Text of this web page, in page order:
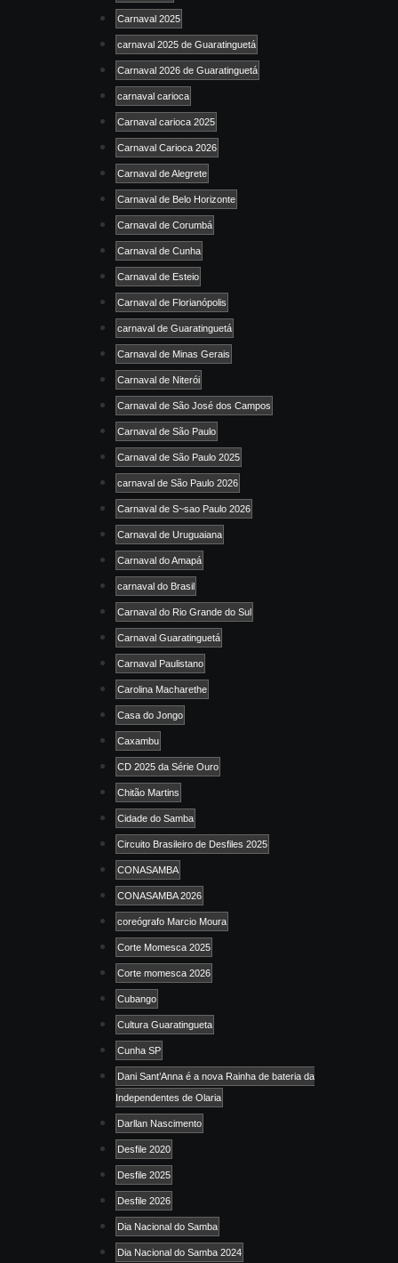
Carnaval 2025
carnaval 2025 de Guaratinguetá
Carnaval 2026 de Guaratinguetá
carnaval carioca
Carnaval carioca 2025
Carnaval Carioca 2026
Carnaval de Alegrete
Carnaval de Belo Horizonte
Carnaval de Corumbá
Carnaval de Cunha
Carnaval de Esteio
Carnaval de Florianópolis
carnaval de Guaratinguetá
Carnaval de Minas Gerais
Carnaval de Niterói
Carnaval de São José dos Campos
Carnaval de São Paulo
Carnaval de São Paulo 2025
carnaval de São Paulo 2026
Carnaval de S~sao Paulo 2026
Carnaval de Uruguaiana
Carnaval do Amapá
carnaval do Brasil
Carnaval do Rio Grande do Sul
Carnaval Guaratinguetá
Carnaval Paulistano
Carolina Macharethe
Casa do Jongo
Caxambu
CD 2025 da Série Ouro
Chitão Martins
Cidade do Samba
Circuito Brasileiro de Desfiles 2025
CONASAMBA
CONASAMBA 2026
coreógrafo Marcio Moura
Corte Momesca 2025
Corte momesca 2026
Cubango
Cultura Guaratingueta
Cunha SP
Dani Sant’Anna é a nova Rainha de bateria da
Independentes de Olaria
Darllan Nascimento
Desfile 2020
Desfile 2025
Desfile 2026
Dia Nacional do Samba
Dia Nacional do Samba 2024